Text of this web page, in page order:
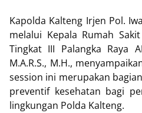
Kapolda Kalteng Irjen Pol.
melalui Kepala Rumah
Tingkat III Palangka Raya
M.A.R.S., M.H.,
session ini merupakan
preventif kesehatan bagi
lingkungan Polda Kalteng.